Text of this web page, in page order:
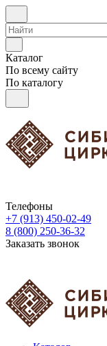
Каталог
По всему сайту
По каталогу
Телефоны
+7 (913) 450-02-49
8 (800) 250-36-32
Заказать звонок